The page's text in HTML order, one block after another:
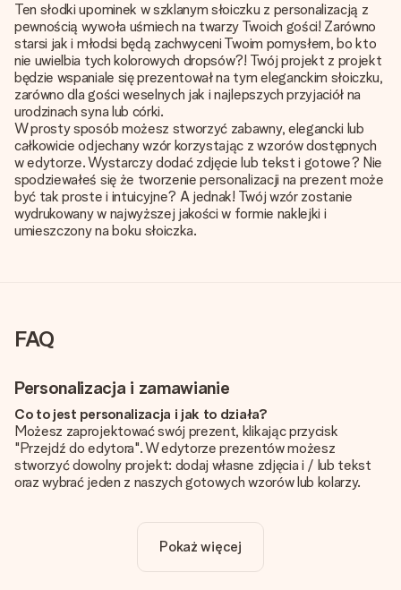
Ten słodki upominek w szklanym słoiczku z personalizacją z
pewnością wywoła uśmiech na twarzy Twoich gości! Zarówno
starsi jak i młodsi będą zachwyceni Twoim pomysłem, bo kto
nie uwielbia tych kolorowych dropsów?! Twój projekt z projekt
będzie wspaniale się prezentował na tym eleganckim słoiczku,
zarówno dla gości weselnych jak i najlepszych przyjaciół na
urodzinach syna lub córki.
W prosty sposób możesz stworzyć zabawny, elegancki lub
całkowicie odjechany wzór korzystając z wzorów dostępnych
w edytorze. Wystarczy dodać zdjęcie lub tekst i gotowe? Nie
spodziewałeś się że tworzenie personalizacji na prezent może
być tak proste i intuicyjne? A jednak! Twój wzór zostanie
wydrukowany w najwyższej jakości w formie naklejki i
umieszczony na boku słoiczka.
FAQ
Personalizacja i zamawianie
Co to jest personalizacja i jak to działa?
Możesz zaprojektować swój prezent, klikając przycisk
"Przejdź do edytora". W edytorze prezentów możesz
stworzyć dowolny projekt: dodaj własne zdjęcia i / lub tekst
oraz wybrać jeden z naszych gotowych wzorów lub kolarzy.
Cena podana na stronie internetowej obejmuje personalizację
Twojego prezentu - ilość zdjęć lub tekstów nie wpływa na
Pokaż więcej